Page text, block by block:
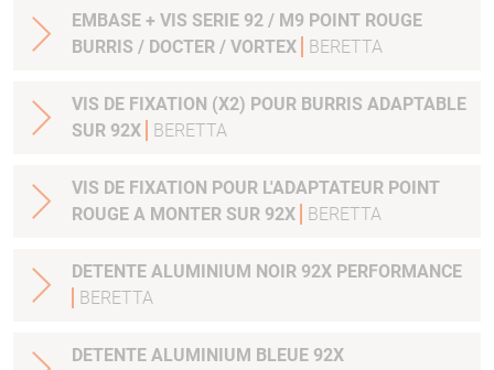
EMBASE + VIS SERIE 92 / M9 POINT ROUGE
BURRIS / DOCTER / VORTEX
BERETTA
VIS DE FIXATION (X2) POUR BURRIS ADAPTABLE
SUR 92X
BERETTA
VIS DE FIXATION POUR L'ADAPTATEUR POINT
ROUGE A MONTER SUR 92X
BERETTA
DETENTE ALUMINIUM NOIR 92X PERFORMANCE
BERETTA
DETENTE ALUMINIUM BLEUE 92X